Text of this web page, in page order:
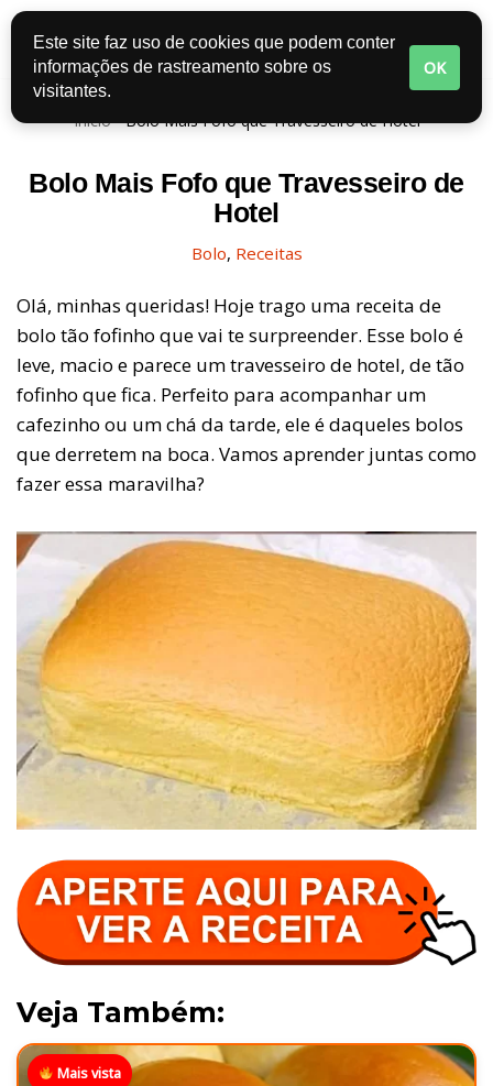
Pular
para
o
Início-Bolo Mais Fofo que Travesseiro de Hotel
Bolo Mais Fofo que Travesseiro de
Hotel
Bolo, Receitas
Olá, minhas queridas! Hoje trago uma receita de
bolo tão fofinho que vai te surpreender. Esse bolo é
leve, macio e parece um travesseiro de hotel, de tão
fofinho que fica. Perfeito para acompanhar um
cafezinho ou um chá da tarde, ele é daqueles bolos
que derretem na boca. Vamos aprender juntas como
fazer essa maravilha?
Veja Também:
Mais vista
Este site faz uso de cookies que podem conter
informações de rastreamento sobre os
visitantes.
OK